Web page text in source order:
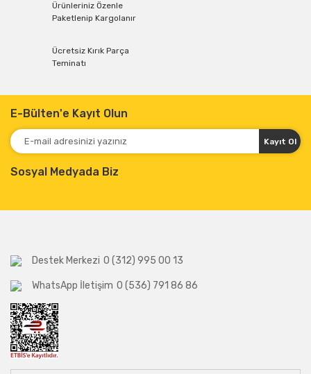
Ürünleriniz Özenle
Paketlenip Kargolanır
Ücretsiz Kırık Parça
Teminatı
E-Bülten'e Kayıt Olun
Kayıt Ol
Sosyal Medyada Biz
Destek Merkezi 0 (312) 995 00 13
WhatsApp İletişim 0 (536) 791 86 86